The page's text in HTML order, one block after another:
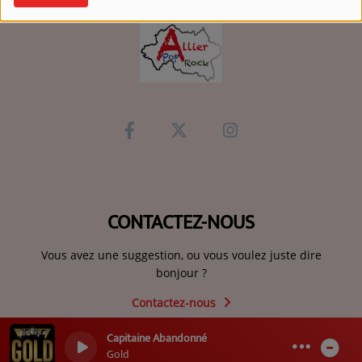
Capitaine Abandonné
Gold
CONTACTEZ-NOUS
Vous avez une suggestion, ou vous voulez juste dire
bonjour ?
Contactez-nous